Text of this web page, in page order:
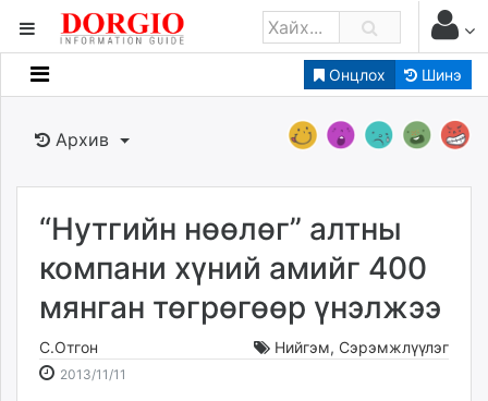
Онцлох Шинэ
Мэдээллийн
Банк санхүү
Бизнес ААН
Төрийн
Нийслэлийн
dorgio.mn
Gogo.mn
caak.mn
Архив
“Нутгийн нөөлөг” алтны
компани хүний амийг 400
мянган төгрөгөөр үнэлжээ
С.Отгон Нийгэм, Сэрэмжлүүлэг
2013/11/11